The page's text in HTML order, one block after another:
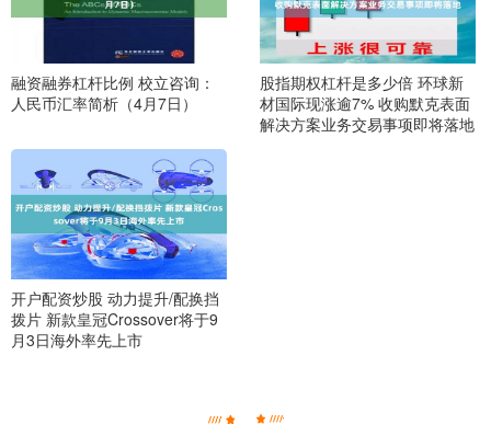
融资融券杠杆比例 校立咨询：
人民币汇率简析（4月7日）
股指期权杠杆是多少倍 环球新
材国际现涨逾7% 收购默克表面
解决方案业务交易事项即将落地
开户配资炒股 动力提升/配换挡
拨片 新款皇冠Crossover将于9
月3日海外率先上市